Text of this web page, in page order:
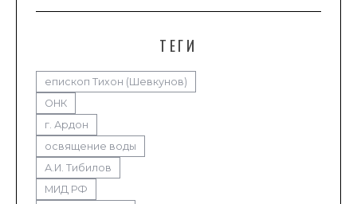
ТЕГИ
епископ Тихон (Шевкунов)
ОНК
г. Ардон
освящение воды
А.И. Тибилов
МИД РФ